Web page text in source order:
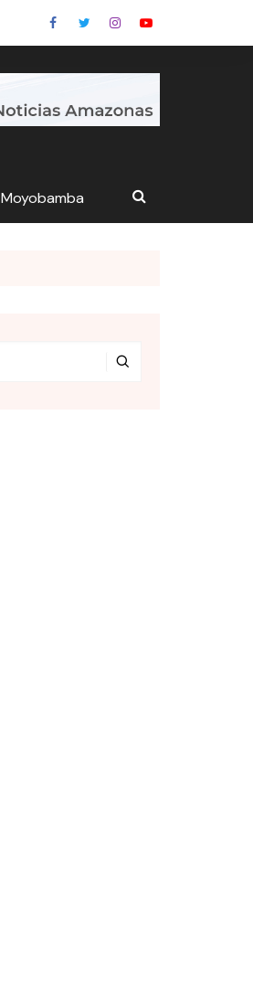
Moyobamba